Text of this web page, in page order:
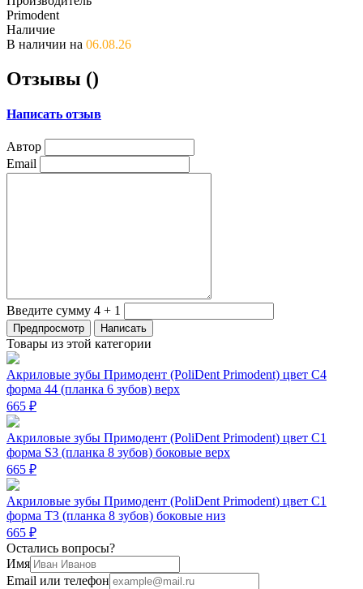
Primodent
Наличие
В наличии на 06.08.26
Отзывы ()
Написать отзыв
Автор
Email
Введите сумму 4 + 1
Товары из этой категории
Акриловые зубы Примодент (PoliDent Primodent) цвет C4
форма 44 (планка 6 зубов) верх
665 ₽
Акриловые зубы Примодент (PoliDent Primodent) цвет C1
форма S3 (планка 8 зубов) боковые верх
665 ₽
Акриловые зубы Примодент (PoliDent Primodent) цвет C1
форма T3 (планка 8 зубов) боковые низ
665 ₽
Остались вопросы?
Имя
Email или телефон